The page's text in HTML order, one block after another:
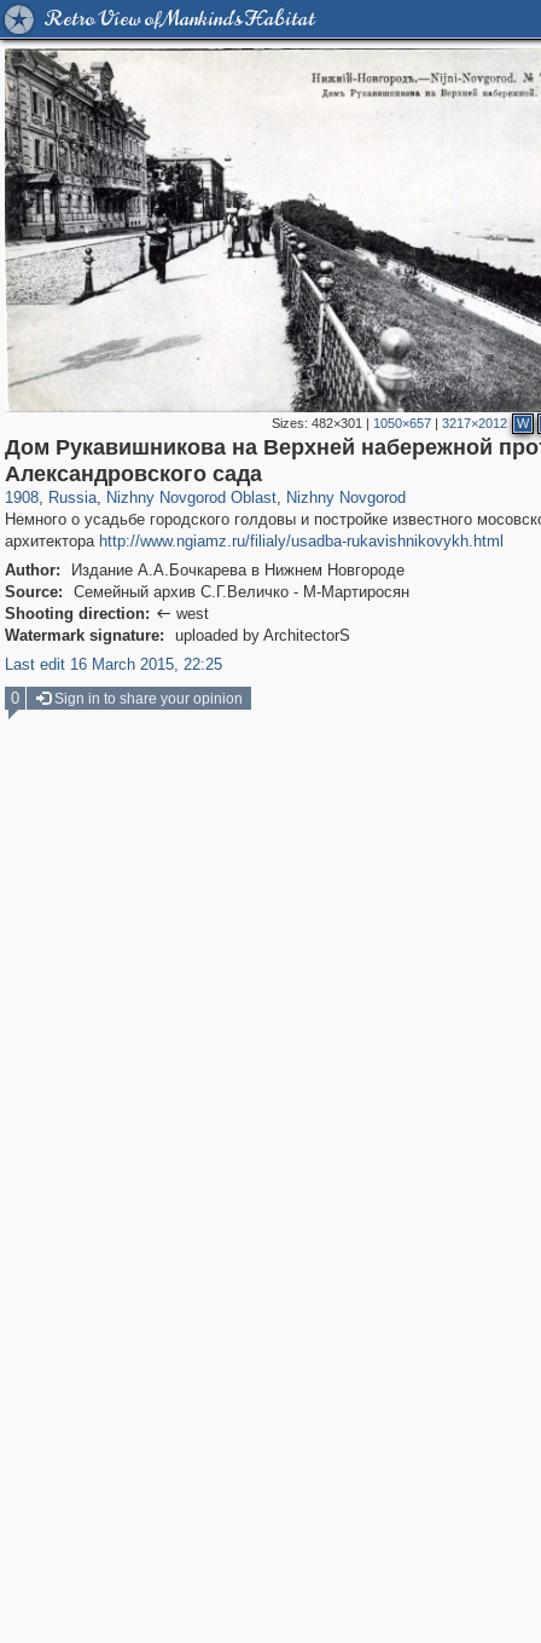
Retro View of Mankind's Habitat
Sizes:482×301 | 1050×657 |3217×2012 W
Дом Рукавишникова на Верхней набережной
Александровского сада
1908, Russia
1,406,145 29,243
, Nizhny Novgorod Oblast
27,536 373
, Nizhny Novgorod
21,022
Немного о усадьбе городского голдовы и постройке известного
архитектора http://www.ngiamz.ru/filialy/usadba-rukavishnikovykh.html
Author:
Издание А.А.Бочкарева в Нижнем Новгороде
Source:
Семейный архив С.Г.Величко - М-Мартиросян
Shooting direction:  west
Watermark signature:
uploaded by ArchitectorS
Last edit 16 March 2015, 22:25
0
Sign in to share your opinion